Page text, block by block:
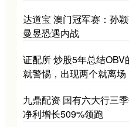
达道宝 澳门冠军赛：孙
曼昱恐遇内战
证配所 炒股5年总结
就警惕，出现两个就离场
九鼎配资 国有六大行三
净利增长509%领跑